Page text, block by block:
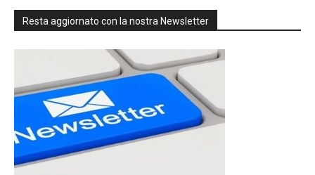
Resta aggiornato con la nostra Newsletter